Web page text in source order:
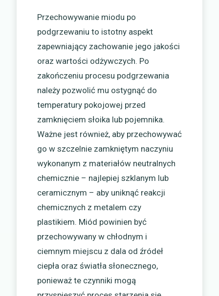
Przechowywanie miodu po
podgrzewaniu to istotny aspekt
zapewniający zachowanie jego jakości
oraz wartości odżywczych. Po
zakończeniu procesu podgrzewania
należy pozwolić mu ostygnąć do
temperatury pokojowej przed
zamknięciem słoika lub pojemnika.
Ważne jest również, aby przechowywać
go w szczelnie zamkniętym naczyniu
wykonanym z materiałów neutralnych
chemicznie – najlepiej szklanym lub
ceramicznym – aby uniknąć reakcji
chemicznych z metalem czy
plastikiem. Miód powinien być
przechowywany w chłodnym i
ciemnym miejscu z dala od źródeł
ciepła oraz światła słonecznego,
ponieważ te czynniki mogą